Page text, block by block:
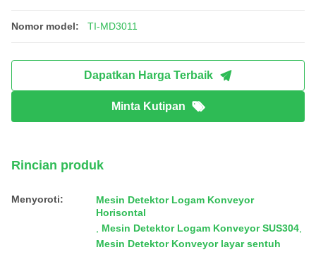
Nomor model: TI-MD3011
Dapatkan Harga Terbaik
Minta Kutipan
Rincian produk
Menyoroti:
Mesin Detektor Logam Konveyor
Horisontal
Mesin Detektor Logam Konveyor SUS304
Mesin Detektor Konveyor layar sentuh